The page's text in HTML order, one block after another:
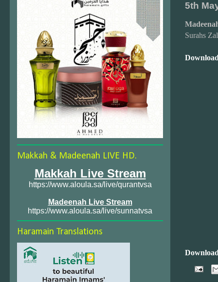
5th
Surahs
Makkah & Madeenah LIVE HD.
Makkah Live Stream
https://www.aloula.sa/live/qurantvsa
Madeenah Live Stream
https://www.aloula.sa/live/sunnatvsa
Haramain Translations